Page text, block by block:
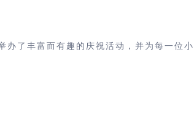
了丰富而有趣的庆祝活动，并为每一位小